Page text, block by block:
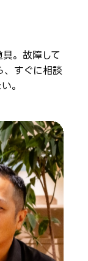
。故障して
、すぐに相談
。